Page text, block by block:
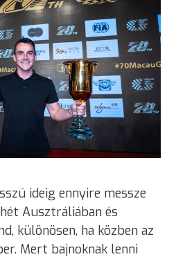
ideig ennyire messze
Ausztráliában és
különösen, ha közben az
Mert bajnoknak lenni